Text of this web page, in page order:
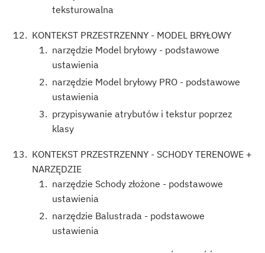
teksturowalna
KONTEKST PRZESTRZENNY - MODEL BRYŁOWY
narzędzie Model bryłowy - podstawowe
ustawienia
narzędzie Model bryłowy PRO - podstawowe
ustawienia
przypisywanie atrybutów i tekstur poprzez
klasy
KONTEKST PRZESTRZENNY - SCHODY TERENOWE +
NARZĘDZIE
narzędzie Schody złożone - podstawowe
ustawienia
narzędzie Balustrada - podstawowe
ustawienia